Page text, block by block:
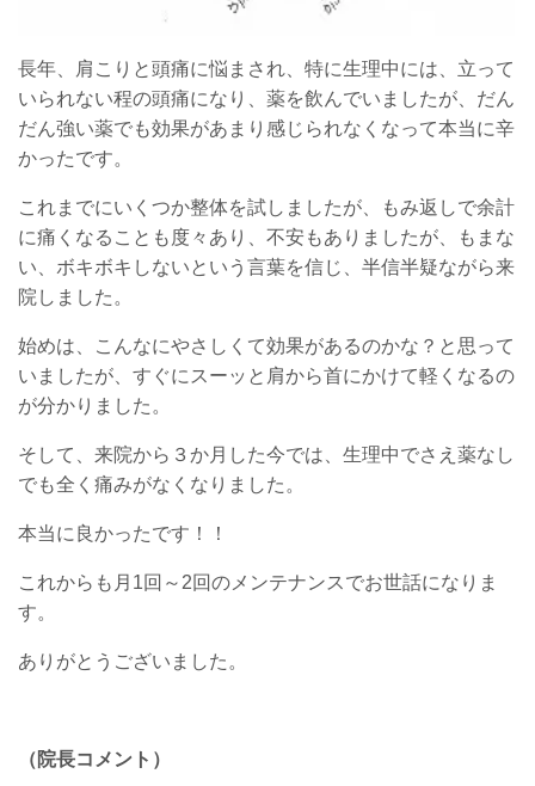
長年、肩こりと頭痛に悩まされ、特に生理中には、立って
いられない程の頭痛になり、薬を飲んでいましたが、だん
だん強い薬でも効果があまり感じられなくなって本当に辛
かったです。
これまでにいくつか整体を試しましたが、もみ返しで余計
に痛くなることも度々あり、不安もありましたが、もまな
い、ボキボキしないという言葉を信じ、半信半疑ながら来
院しました。
始めは、こんなにやさしくて効果があるのかな？と思って
いましたが、すぐにスーッと肩から首にかけて軽くなるの
が分かりました。
そして、来院から３か月した今では、生理中でさえ薬なし
でも全く痛みがなくなりました。
本当に良かったです！！
これからも月1回～2回のメンテナンスでお世話になりま
す。
ありがとうございました。
（院長コメント）